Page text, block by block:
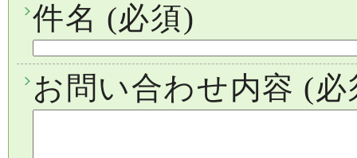
件名 (必須)
お問い合わせ内容 (必